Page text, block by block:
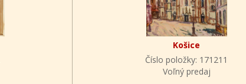
Košice
Číslo položky: 171211
Voľný predaj